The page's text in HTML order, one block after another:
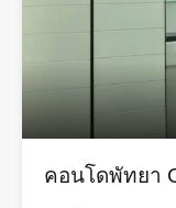
คอนโดพัทยา